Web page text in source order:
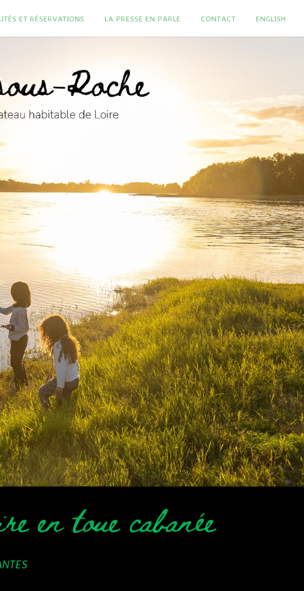
ET RÉSERVATIONS LA PRESSE EN PARLE CONTACT ENGLISH
en toue cabanée